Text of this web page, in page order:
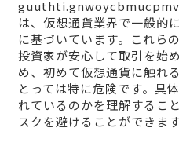
は、仮想通貨業界で一般的
に基づいています。これら
投資家が安心して取引を始
め、初めて仮想通貨に触れ
とっては特に危険です。具
れているのかを理解するこ
スクを避けることができます